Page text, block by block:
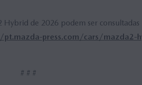
de 2026 podem ser consultadas
press.com/cars/mazda2-
# # #